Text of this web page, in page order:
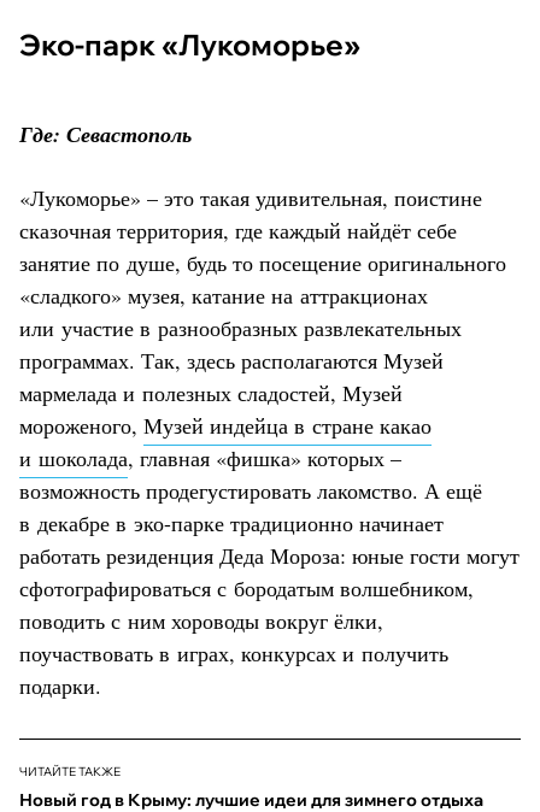
Эко-парк «Лукоморье»
Где: Севастополь
«Лукоморье» – это такая удивительная, поистине
сказочная территория, где каждый найдёт себе
занятие по душе, будь то посещение оригинального
«сладкого» музея, катание на аттракционах
или участие в разнообразных развлекательных
программах. Так, здесь располагаются Музей
мармелада и полезных сладостей, Музей
мороженого, Музей индейца в стране какао
и шоколада, главная «фишка» которых –
возможность продегустировать лакомство. А ещё
в декабре в эко-парке традиционно начинает
работать резиденция Деда Мороза: юные гости могут
сфотографироваться с бородатым волшебником,
поводить с ним хороводы вокруг ёлки,
поучаствовать в играх, конкурсах и получить
подарки.
ЧИТАЙТЕ ТАКЖЕ
Новый год в Крыму: лучшие идеи для зимнего отдыха